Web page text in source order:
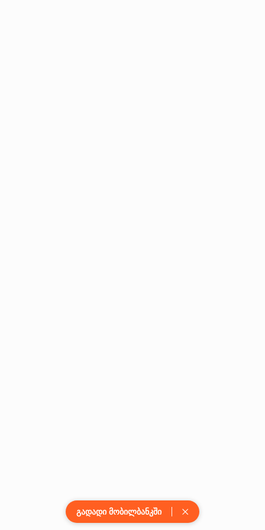
გადადი მობილბანკში